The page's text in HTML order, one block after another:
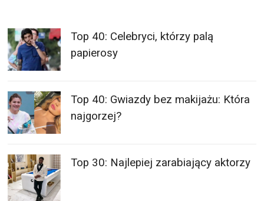
Top 40: Celebryci, którzy palą
papierosy
Top 40: Gwiazdy bez makijażu: Która
najgorzej?
Top 30: Najlepiej zarabiający aktorzy